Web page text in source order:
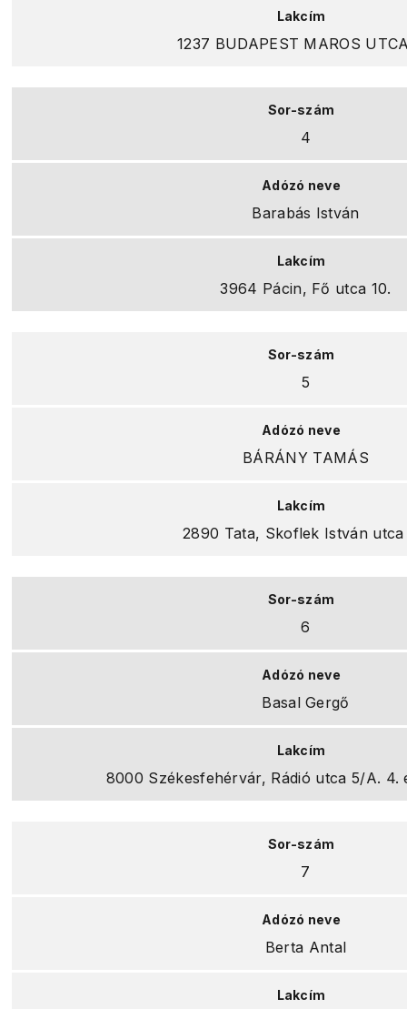
1237 BUDAPEST MAROS
4
Barabás István
3964 Pácin, Fő utca 10.
5
BÁRÁNY TAMÁS
2890 Tata, Skoflek István utca
6
Basal Gergő
8000 Székesfehérvár, Rádió utca 5/A. 4.
7
Berta Antal